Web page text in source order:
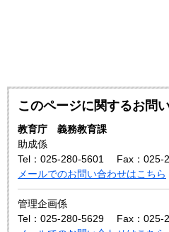
このページに関するお問
教育庁 義務教育課
助成係
Tel：025-280-5601
Fax：025-
メールでのお問い合わせはこちら
管理企画係
Tel：025-280-5629
Fax：025-